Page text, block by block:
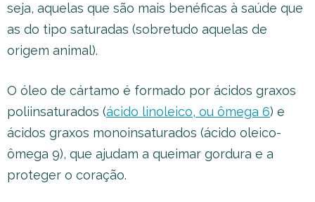
seja, aquelas que são mais benéficas à saúde que
as do tipo saturadas (sobretudo aquelas de
origem animal).
O óleo de cártamo é formado por ácidos graxos
poliinsaturados (ácido linoleico, ou ômega 6) e
ácidos graxos monoinsaturados (ácido oleico-
ômega 9), que ajudam a queimar gordura e a
proteger o coração.